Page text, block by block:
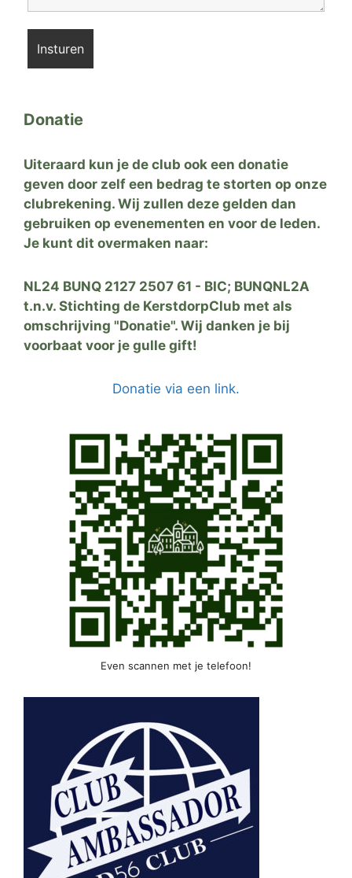
Donatie
Uiteraard kun je de club ook een donatie
geven door zelf een bedrag te storten op onze
clubrekening. Wij zullen deze gelden dan
gebruiken op evenementen en voor de leden.
Je kunt dit overmaken naar:
NL24 BUNQ 2127 2507 61 - BIC; BUNQNL2A
t.n.v. Stichting de KerstdorpClub met als
omschrijving "Donatie". Wij danken je bij
voorbaat voor je gulle gift!
Donatie via een link.
Even scannen met je telefoon!